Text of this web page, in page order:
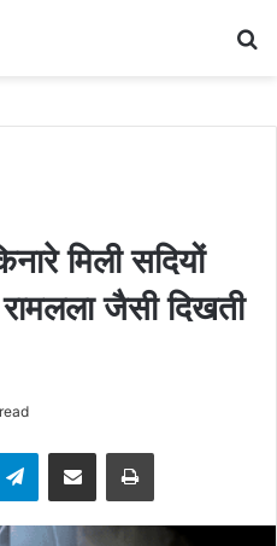
मिली सदियों
रामलला जैसी दिखती
TelegramShare via Email Print